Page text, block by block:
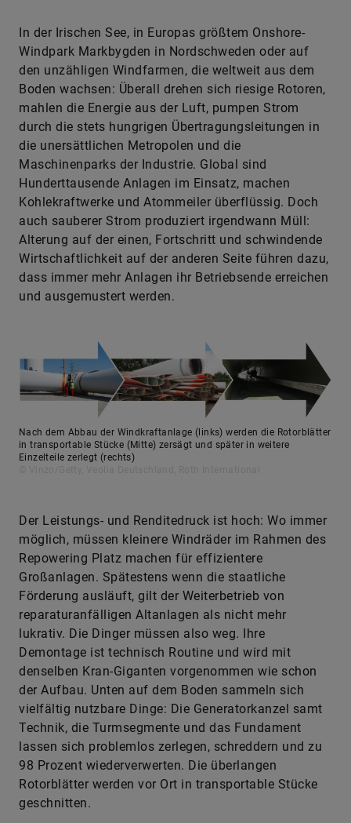
In der Irischen See, in Europas größtem Onshore-
Windpark Markbygden in Nordschweden oder auf
den unzähligen Windfarmen, die weltweit aus dem
Boden wachsen: Überall drehen sich riesige Rotoren,
mahlen die Energie aus der Luft, pumpen Strom
durch die stets hungrigen Übertragungsleitungen in
die unersättlichen Metropolen und die
Maschinenparks der Industrie. Global sind
Hunderttausende Anlagen im Einsatz, machen
Kohlekraftwerke und Atommeiler überflüssig. Doch
auch sauberer Strom produziert irgendwann Müll:
Alterung auf der einen, Fortschritt und schwindende
Wirtschaftlichkeit auf der anderen Seite führen dazu,
dass immer mehr Anlagen ihr Betriebsende erreichen
und ausgemustert werden.
Nach dem Abbau der Windkraftanlage (links) werden die Rotorblätter
in transportable Stücke (Mitte) zersägt und später in weitere
Einzelteile zerlegt (rechts)
Der Leistungs- und Renditedruck ist hoch: Wo immer
möglich, müssen kleinere Windräder im Rahmen des
Repowering Platz machen für effizientere
Großanlagen. Spätestens wenn die staatliche
Förderung ausläuft, gilt der Weiterbetrieb von
reparaturanfälligen Altanlagen als nicht mehr
lukrativ. Die Dinger müssen also weg. Ihre
Demontage ist technisch Routine und wird mit
denselben Kran-Giganten vorgenommen wie schon
der Aufbau. Unten auf dem Boden sammeln sich
vielfältig nutzbare Dinge: Die Generatorkanzel samt
Technik, die Turmsegmente und das Fundament
lassen sich problemlos zerlegen, schreddern und zu
98 Prozent ­wiederverwerten. Die überlangen
Rotorblätter werden vor Ort in transportable Stücke
geschnitten.